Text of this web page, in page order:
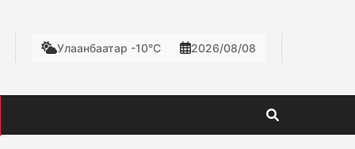
Улаанбаатар -10°C 2026/08/08